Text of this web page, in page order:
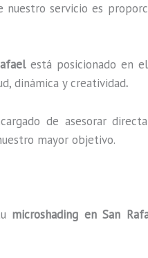
servicio es
está posicionado en
dinámica y creatividad.
de asesorar
mayor objetivo.
microshading en San